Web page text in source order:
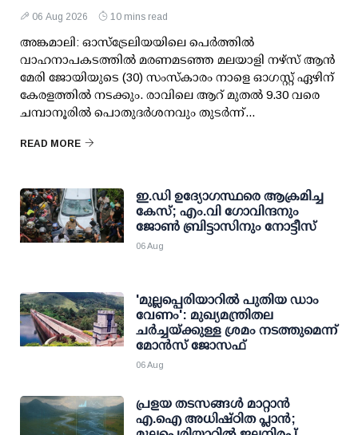
06 Aug 2026 10 mins read
അങ്കമാലി: ഓസ്‌ട്രേലിയയിലെ പെർത്തിൽ
വാഹനാപകടത്തിൽ മരണമടഞ്ഞ മലയാളി നഴ്സ് ആൻ
മേരി ജോയിയുടെ (30) സംസ്കാരം നാളെ ഓഗസ്റ്റ് ഏഴിന്
കേരളത്തിൽ നടക്കും. രാവിലെ ആറ് മുതൽ 9.30 വരെ
ചമ്പാനൂരിൽ പൊതുദർശനവും തുടർന്ന്...
READ MORE
ഇ.ഡി ഉദ്യോഗസ്ഥരെ ആക്രമിച്ച
കേസ്; എം.വി ഗോവിന്ദനും
ജോണ്‍ ബ്രിട്ടാസിനും നോട്ടീസ്
06 Aug
'മുല്ലപ്പെരിയാറില്‍ പുതിയ ഡാം
വേണം': മുഖ്യമന്ത്രിതല
ചര്‍ച്ചയ്ക്കുള്ള ശ്രമം നടത്തുമെന്ന്
മോന്‍സ് ജോസഫ്
06 Aug
പ്രളയ തടസങ്ങള്‍ മാറ്റാന്‍
എ.ഐ അധിഷ്ഠിത പ്ലാന്‍;